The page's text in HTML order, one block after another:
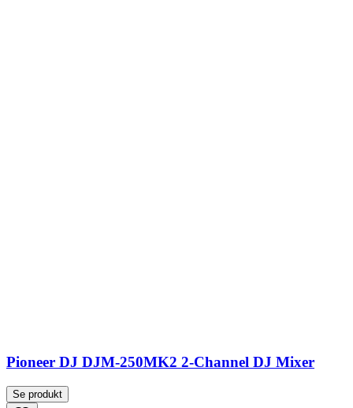
Pioneer DJ DJM-250MK2 2-Channel DJ Mixer
Se produkt